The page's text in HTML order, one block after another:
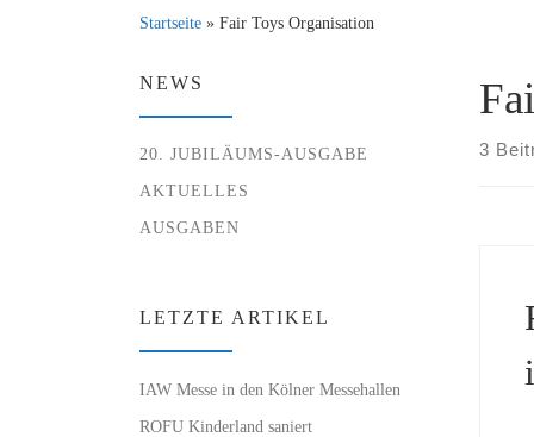
Startseite » Fair Toys Organisation
3
NEWS
20. JUBILÄUMS-AUSGABE
AKTUELLES
AUSGABEN
LETZTE ARTIKEL
IAW Messe in den Kölner Messehallen
ROFU Kinderland saniert